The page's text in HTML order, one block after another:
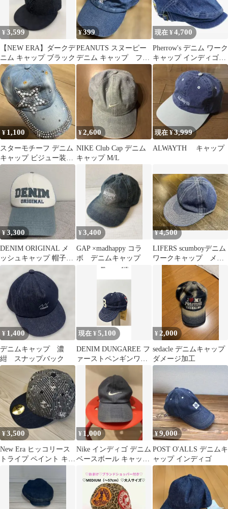
¥3,599
【NEW ERA】ダークデ
ニム キャップ ブラック
¥399
PEANUTS スヌーピー
デニム キャップ フリ
ーサイズ
現在 ¥4,700
Pherrow's デニム ワーク
キャップ インディゴブ
ルー SHC1
¥ 1,100
スターモチーフ デニム
キャップ ビジュー装飾
y2k swag archive
¥2,600
NIKE Club Cap デニム
キャップ M/L
現在 ¥3,999
ALWAYTH キャップ
¥3,300
DENIM ORIGINAL メ
ッシュキャップ 帽子水
色
¥3,400
GAP ×madhappy コラ
ボ デニムキャップ
¥4,500
LIFERS scumboyデニム
ワークキャップ メカ
ニックキャップ
¥ 1,400
デニムキャップ 濃
紺 スナップバック
現在 ¥5,100
DENIM DUNGAREE フ
ァーストペンギンワッ
ペン デニムキャップ
¥ 2,000
sedacle デニムキャップ
ダメージ加工
¥3,500
New Era ヒッコリース
トライプ ペイント キャ
¥ 1,000
Nike インディゴ デニム
ベースボール キャップ
¥9,000
POST O'ALLS デニムキ
ャップ インディゴ